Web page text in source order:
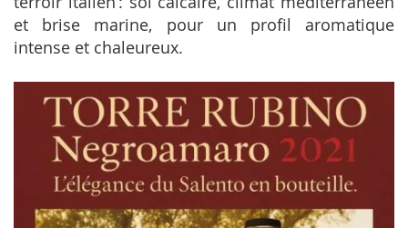
et brise marine, pour un profil aromatique
intense et chaleureux.